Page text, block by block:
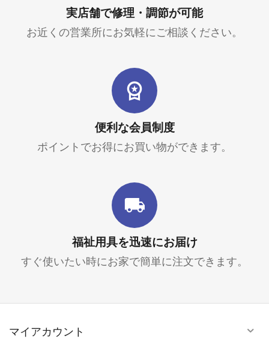
実店舗で修理・調節が可能
お近くの営業所にお気軽にご相談ください。
便利な会員制度
ポイントでお得にお買い物ができます。
福祉用具を迅速にお届け
すぐ使いたい時にお家で簡単に注文できます。
マイアカウント